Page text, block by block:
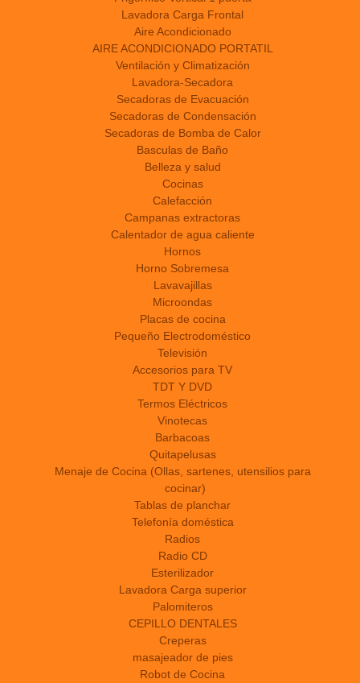
Lavadora Carga Frontal
Aire Acondicionado
AIRE ACONDICIONADO PORTATIL
Ventilación y Climatización
Lavadora-Secadora
Secadoras de Evacuación
Secadoras de Condensación
Secadoras de Bomba de Calor
Basculas de Baño
Belleza y salud
Cocinas
Calefacción
Campanas extractoras
Calentador de agua caliente
Hornos
Horno Sobremesa
Lavavajillas
Microondas
Placas de cocina
Pequeño Electrodoméstico
Televisión
Accesorios para TV
TDT Y DVD
Termos Eléctricos
Vinotecas
Barbacoas
Quitapelusas
Menaje de Cocina (Ollas, sartenes, utensilios para
cocinar)
Tablas de planchar
Telefonía doméstica
Radios
Radio CD
Esterilizador
Lavadora Carga superior
Palomiteros
CEPILLO DENTALES
Creperas
masajeador de pies
Robot de Cocina